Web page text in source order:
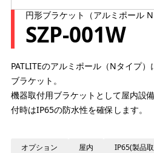
円形ブラケット（アルミポール N
SZP-001W
PATLITEのアルミポール（Nタイプ
ブラケット。
機器取付用ブラケットとして屋内設
付時はIP65の防水性を確保します。
オプション 屋内 IP65(製品